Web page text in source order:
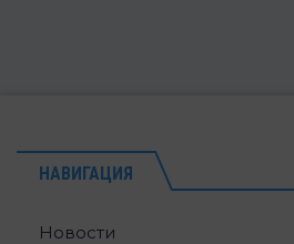
НАВИГАЦИЯ
Новости